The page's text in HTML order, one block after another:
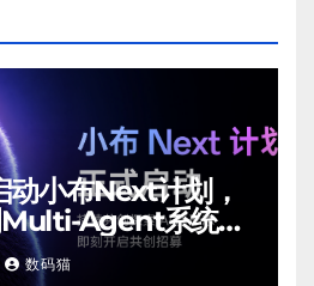
小布Next计划，
Agent系统内
数码猫